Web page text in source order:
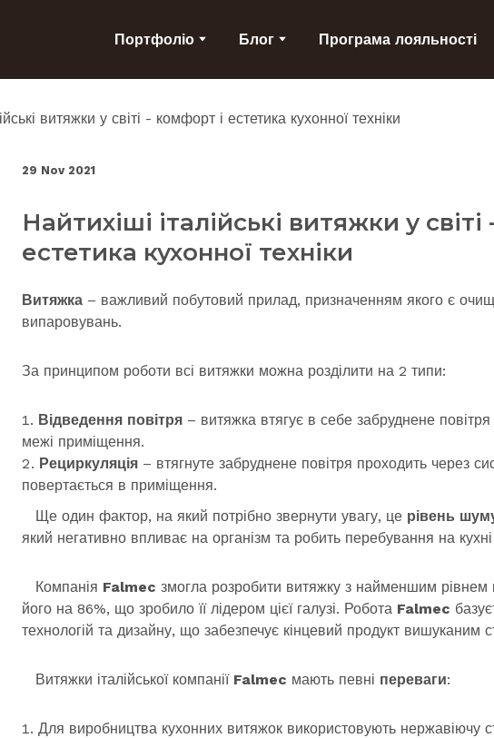
Портфоліо Блог Програма лояльності
29 Nov 2021
Найтихіші італійські витяжки у
естетика кухонної техніки
Витяжка – важливий побутовий прилад, призначенням якого є
випаровувань.
За принципом роботи всі витяжки можна розділити на 2 типи:
Відведення повітря – витяжка втягує в себе забруднене
межі приміщення.
Рециркуляція – втягнуте забруднене повітря проходить через
повертається в приміщення.
Ще один фактор, на який потрібно звернути увагу, це рівень
який негативно впливає на організм та робить перебування на
Компанія Falmec змогла розробити витяжку з найменшим рівнем
його на 86%, що зробило її лідером цієї галузі. Робота Falmec
технологій та дизайну, що забезпечує кінцевий продукт вишуканим
Витяжки італійської компанії Falmec мають певні переваги:
Для виробництва кухонних витяжок використовують нержавіючу